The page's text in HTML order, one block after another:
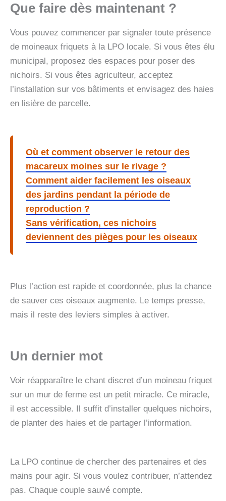
Que faire dès maintenant ?
Vous pouvez commencer par signaler toute présence
de moineaux friquets à la LPO locale. Si vous êtes élu
municipal, proposez des espaces pour poser des
nichoirs. Si vous êtes agriculteur, acceptez
l’installation sur vos bâtiments et envisagez des haies
en lisière de parcelle.
Où et comment observer le retour des
macareux moines sur le rivage ?
Comment aider facilement les oiseaux
des jardins pendant la période de
reproduction ?
Sans vérification, ces nichoirs
deviennent des pièges pour les oiseaux
Plus l’action est rapide et coordonnée, plus la chance
de sauver ces oiseaux augmente. Le temps presse,
mais il reste des leviers simples à activer.
Un dernier mot
Voir réapparaître le chant discret d’un moineau friquet
sur un mur de ferme est un petit miracle. Ce miracle,
il est accessible. Il suffit d’installer quelques nichoirs,
de planter des haies et de partager l’information.
La LPO continue de chercher des partenaires et des
mains pour agir. Si vous voulez contribuer, n’attendez
pas. Chaque couple sauvé compte.